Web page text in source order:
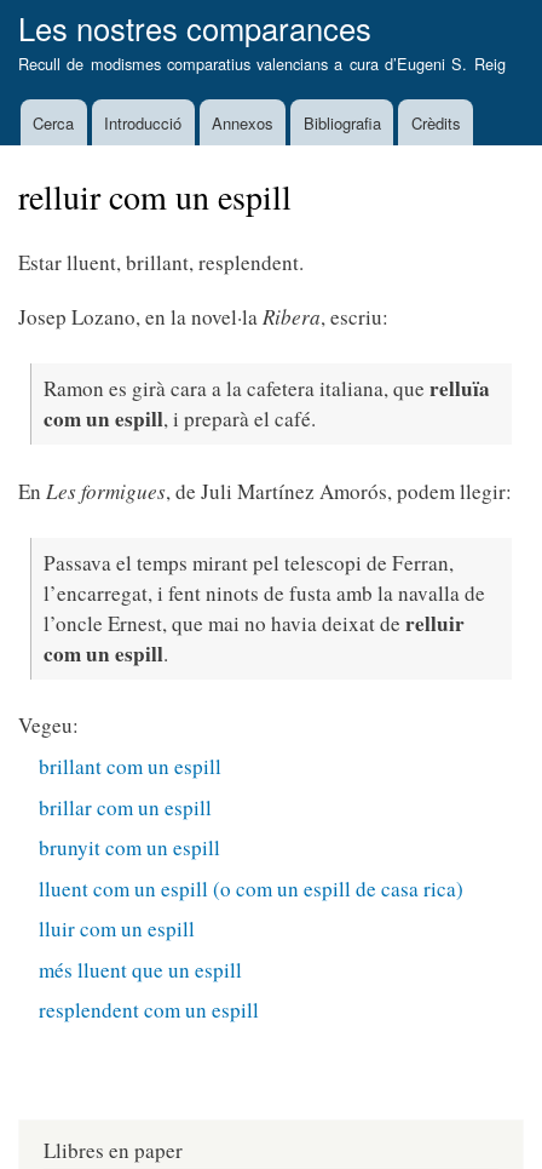
al
contingut
Les nostres comparances
Recull de modismes comparatius valencians a cura d’Eugeni S. Reig
MainCerca Introducció Annexos Bibliografia Crèdits
relluir com un espill
Estar lluent, brillant, resplendent.
Josep Lozano, en la novel·laRibera, escriu:
Ramon es girà cara a la cafetera italiana, que relluïa
com un espill, i preparà el café.
En Les formigues, de Juli Martínez Amorós, podem llegir:
Passava el temps mirant pel telescopi de Ferran,
l’encarregat, i fent ninots de fusta amb la navalla de
l’oncle Ernest, que mai no havia deixat de relluir
com un espill.
Vegeu:
brillant com un espill
brillar com un espill
brunyit com un espill
lluent com un espill (o com un espill de casa rica)
lluir com un espill
més lluent que un espill
resplendent com un espill
Llibres en paper